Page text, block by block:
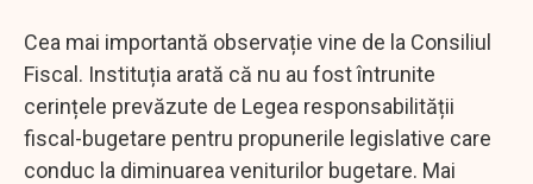
Cea mai importantă observație vine de la Consiliul
Fiscal. Instituția arată că nu au fost întrunite
cerințele prevăzute de Legea responsabilității
fiscal-bugetare pentru propunerile legislative care
conduc la diminuarea veniturilor bugetare. Mai